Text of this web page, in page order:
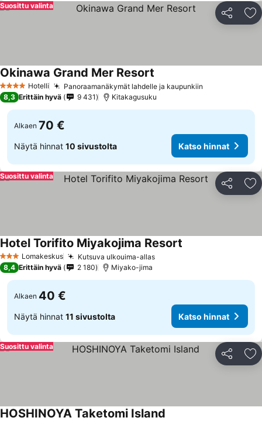
Jaa
Suosittu valinta
4 Tähtiluokitus
Hotelli Panoraamanäkymät lahdelle ja kaupunkiin
Okinawa Grand Mer Resort
8,3 Erittäin hyvä 9 431 Kitakagusuku
Alkaen 70 €
Näytä hinnat 10 sivustolta Katso hinnat
Jaa
Suosittu valinta
3 Tähtiluokitus
Lomakeskus Kutsuva ulkouima-allasKatso hinnat
Hotel Torifito Miyakojima Resort
8,4 Erittäin hyvä 2 180 Miyako-jima
Alkaen 40 €
Näytä hinnat 11 sivustolta Katso hinnat
Jaa
Suosittu valinta
HOSHINOYA Taketomi Island